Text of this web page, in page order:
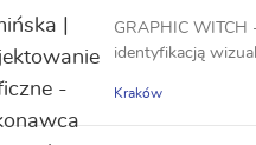
GRAPHIC WITCH
identyfikacją
Kraków